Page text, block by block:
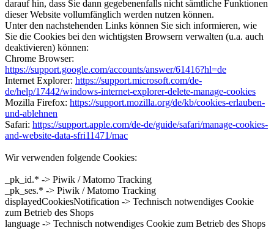
darauf hin, dass Sie dann gegebenenfalls nicht sämtliche Funktionen
dieser Website vollumfänglich werden nutzen können.
Unter den nachstehenden Links können Sie sich informieren, wie
Sie die Cookies bei den wichtigsten Browsern verwalten (u.a. auch
deaktivieren) können:
Chrome Browser:
https://support.google.com/accounts/answer/61416?hl=de
Internet Explorer: https://support.microsoft.com/de-
de/help/17442/windows-internet-explorer-delete-manage-cookies
Mozilla Firefox: https://support.mozilla.org/de/kb/cookies-erlauben-
und-ablehnen
Safari: https://support.apple.com/de-de/guide/safari/manage-cookies-
and-website-data-sfri11471/mac
Wir verwenden folgende Cookies:
_pk_id.* -> Piwik / Matomo Tracking
_pk_ses.* -> Piwik / Matomo Tracking
displayedCookie­sNotification -> Technisch notwendiges Cookie
zum Betrieb des Shops
language -> Technisch notwendiges Cookie zum Betrieb des Shops